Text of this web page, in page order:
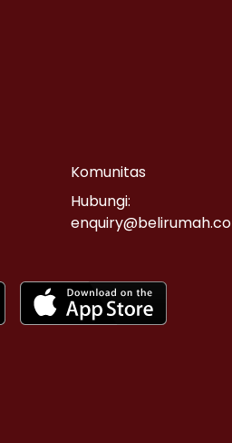
Komunitas
Hubungi:
enquiry@belirumah.co